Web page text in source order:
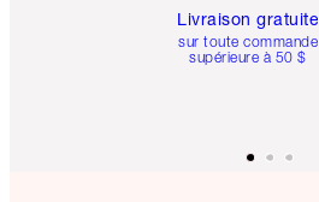
Livraison gratuite
sur toute commande
supérieure à 50 $